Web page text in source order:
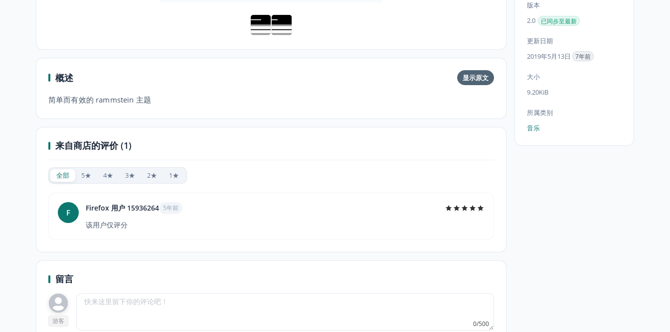
概述 显示原文
简单而有效的 rammstein 主题
来自商店的评价 (1)
全部 5★ 4★ 3★ 2★ 1★
F Firefox 用户 15936264 5年前
该用户仅评分
留言
游客 0/500
版本
2.0
已同步至最新
更新日期
2019年5月13日
7年前
大小
9.20KiB
所属类别
音乐